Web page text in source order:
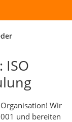
ISO
Wir
und bereiten